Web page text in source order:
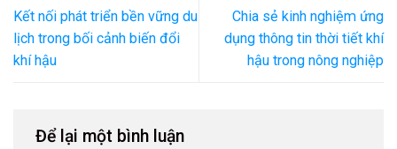
Kết nối phát triển bền vững du
lịch trong bối cảnh biến đổi
khí hậu
Chia sẻ kinh nghiệm ứng
dụng thông tin thời tiết khí
hậu trong nông nghiệp
Để lại một bình luận